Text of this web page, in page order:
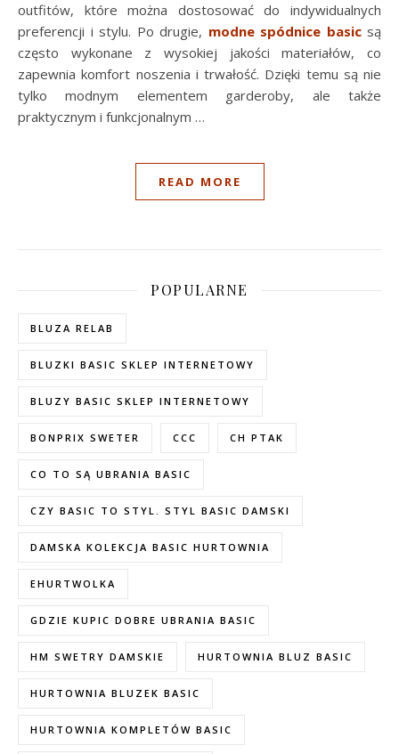
outfitów, które można dostosować do indywidualnych
preferencji i stylu. Po drugie, modne spódnice basicsą
często wykonane z wysokiej jakości materiałów, co
zapewnia komfort noszenia i trwałość. Dzięki temu są nie
tylko modnym elementem garderoby, ale także
praktycznym i funkcjonalnym …
READ MORE
POPULARNE
BLUZA RELAB
BLUZKI BASIC SKLEP INTERNETOWY
BLUZY BASIC SKLEP INTERNETOWY
BONPRIX SWETER CCC CH PTAK
CO TO SĄ UBRANIA BASIC
CZY BASIC TO STYL. STYL BASIC DAMSKI
DAMSKA KOLEKCJA BASIC HURTOWNIA
EHURTWOLKA
GDZIE KUPIC DOBRE UBRANIA BASIC
HM SWETRY DAMSKIE HURTOWNIA BLUZ BASIC
HURTOWNIA BLUZEK BASIC
HURTOWNIA KOMPLETÓW BASIC